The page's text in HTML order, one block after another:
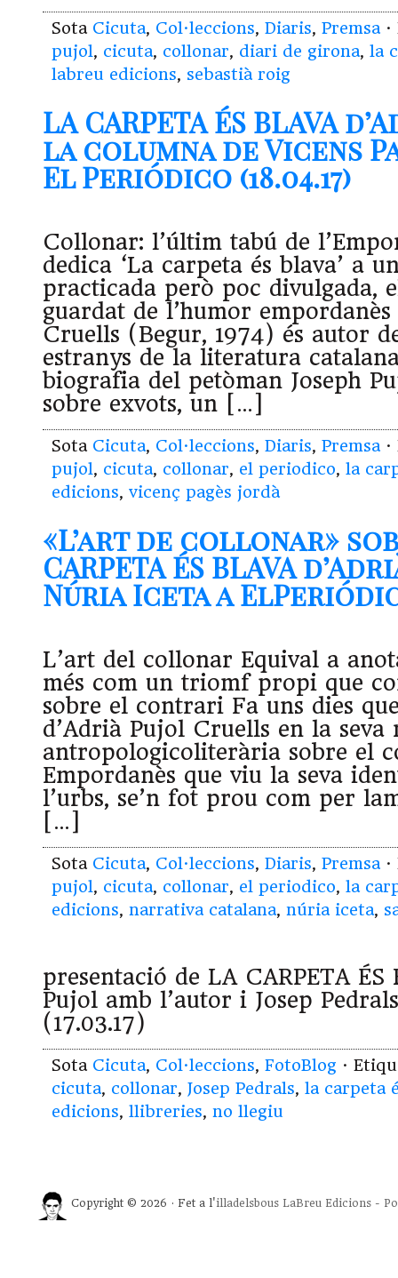
Sota Cicuta, Col·leccions, Diaris, Premsa
pujol, cicuta, collonar, diari de girona, la
labreu edicions, sebastià roig
LA CARPETA ÉS BLAVA
la columna de Vicens
El Periódico (18.04.17)
Collonar: l’últim tabú de
dedica ‘La carpeta és blava’ a
practicada però poc divulgada,
guardat de l’humor
Cruells (Begur, 1974) és autor
estranys de la literatura
biografia del petòman Joseph
sobre exvots, un […]
Sota Cicuta, Col·leccions, Diaris, Premsa
pujol, cicuta, collonar, el periodico, la
edicions, vicenç pagès jordà
«L’art de collonar»
CARPETA ÉS BLAVA
Núria Iceta a
L’art del collonar Equival a
més com un triomf propi que
sobre el contrari Fa uns dies
d’Adrià Pujol Cruells en la seva
antropologicoliterària sobre el
Empordanès que viu la seva
l’urbs, se’n fot prou com per
[…]
Sota Cicuta, Col·leccions, Diaris, Premsa
pujol, cicuta, collonar, el periodico, la
edicions, narrativa catalana, núria iceta,
presentació de LA CARPETA ÉS
Pujol amb l’autor i Josep
(17.03.17)
Sota Cicuta, Col·leccions, FotoBlog ·
cicuta, collonar, Josep Pedrals, la carpeta
edicions, llibreries, no llegiu
Copyright © 2026 · Fet a l'illadelsbous LaBreu Edicions -